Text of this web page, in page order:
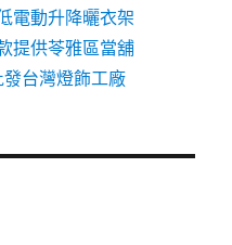
電動升降曬衣架
提供苓雅區當舖
台灣燈飾工廠